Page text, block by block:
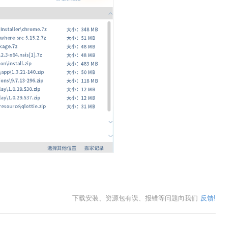
下载安装、资源包有误、报错等问题向我们 反馈!